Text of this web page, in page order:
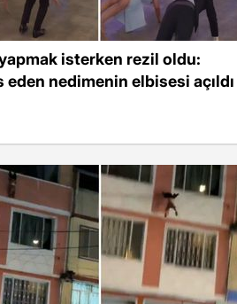
isterken rezil oldu:
eden nedimenin elbisesi açıldı